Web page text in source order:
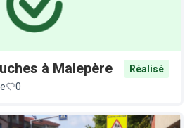
à Malepère
Réalisé
0